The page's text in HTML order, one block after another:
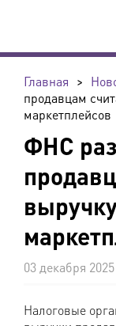
Главная >
продавцам
маркетплейсов
ФНС
03 декабря 2025
Налоговые